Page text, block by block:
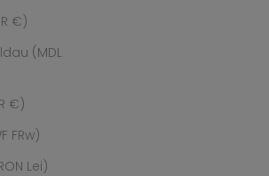
€)
(MDL
€)
FRw)
Lei)